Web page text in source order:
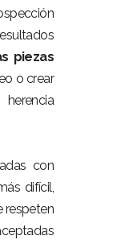
piezas
o crear
con
difícil,
respeten